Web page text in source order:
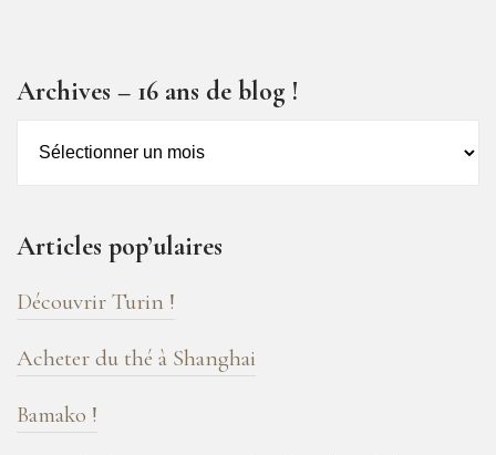
Archives – 16 ans de blog !
de
blog
!
Articles pop’ulaires
Découvrir Turin !
Acheter du thé à Shanghai
Bamako !